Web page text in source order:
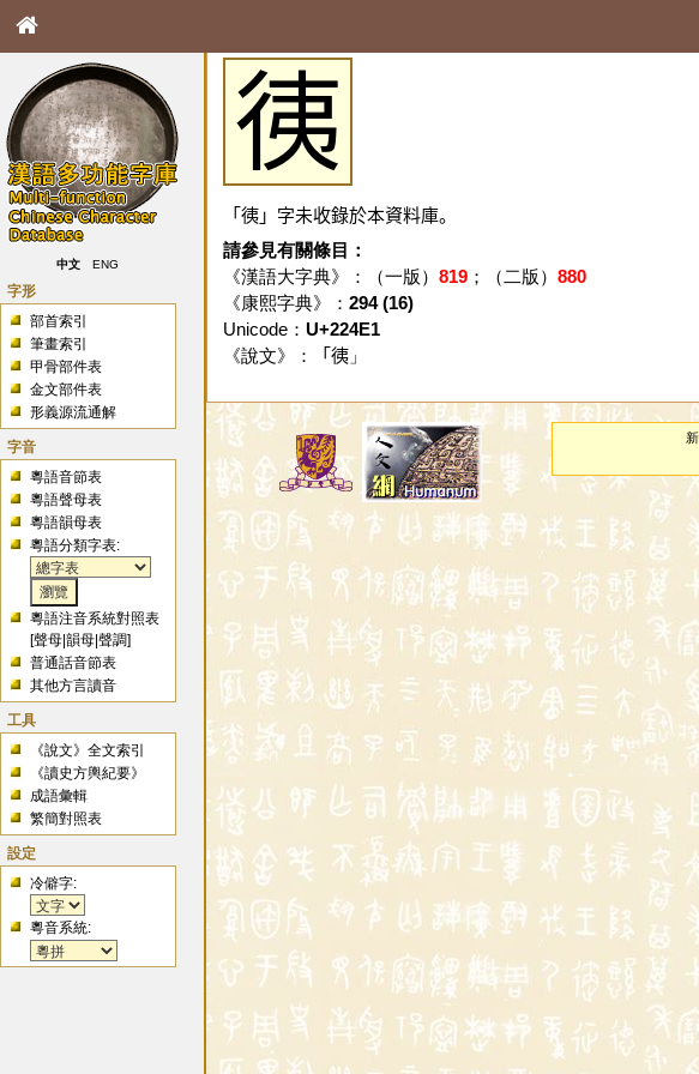
中文 ENG
字形
部首索引
筆畫索引
甲骨部件表
金文部件表
形義源流通解
字音
粵語音節表
粵語聲母表
粵語韻母表
粵語分類字表:
粵語注音系統對照表
[聲母 |韻母 |聲調]
普通話音節表
其他方言讀音
工具
《說文》全文索引
《讀史方輿紀要》
成語彙輯
繁簡對照表
設定
冷僻字:
粵音系統:
𢓡
「𢓡」字未收錄於本資料庫。
請參見有關條目：
《漢語大字典》：（一版） 819；（二版） 880
《康熙字典》： 294 (16)
Unicode： U+224E1
《說文》：「 𢓡」